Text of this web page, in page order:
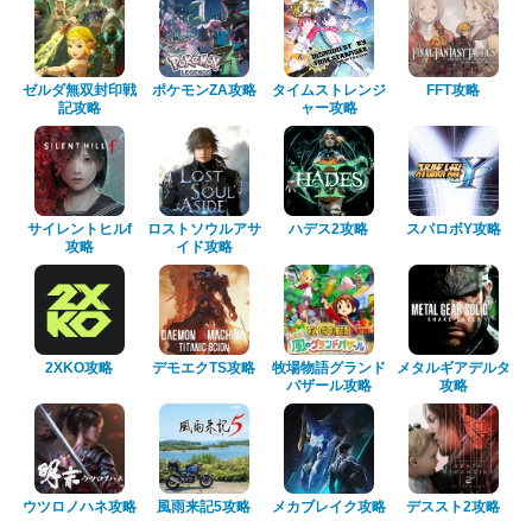
ゼルダ無双封印戦
記攻略
ポケモンZA攻略
タイムストレンジ
ャー攻略
FFT攻略
サイレントヒルf
攻略
ロストソウルアサ
イド攻略
ハデス2攻略 スパロボY攻略
2XKO攻略 デモエクTS攻略
牧場物語グランド
バザール攻略
メタルギアデルタ
攻略
ウツロノハネ攻略 風雨来記5攻略 メカブレイク攻略 デススト2攻略